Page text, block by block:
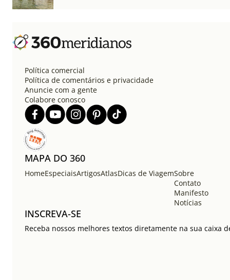
Política comercial
Política de comentários e privacidade
Anuncie com a gente
Colabore conosco
MAPA DO 360
HomeEspeciaisArtigosAtlasDicas de ViagemSobre
Contato
Manifesto
Notícias
INSCREVA-SE
Receba nossos melhores textos diretamente na sua caixa